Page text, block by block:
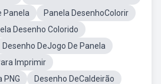
Panela
Panela DesenhoColorir
Desenho Colorido
Desenho DeJogo De Panela
Imprimir
PNG
Desenho DeCaldeirão